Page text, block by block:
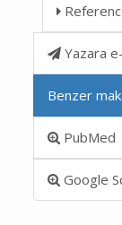
Yazara
Benzer
PubMed
Google